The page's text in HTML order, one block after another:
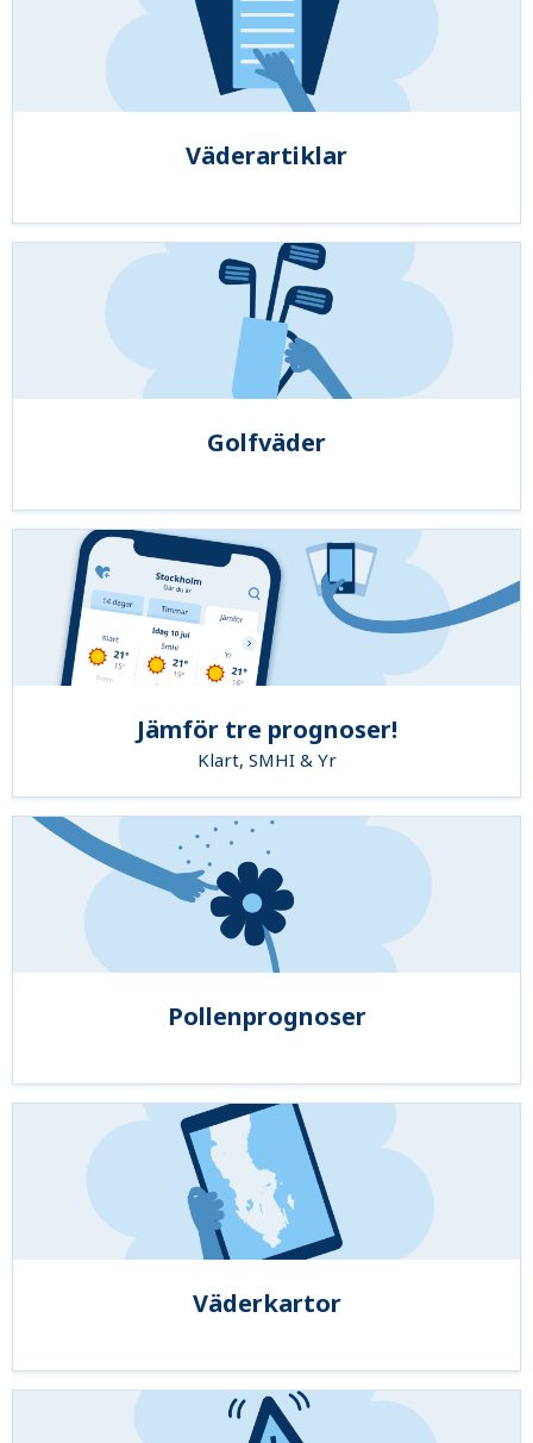
Väderartiklar
Golfväder
Jämför tre prognoser!
Klart, SMHI & Yr
Pollenprognoser
Väderkartor